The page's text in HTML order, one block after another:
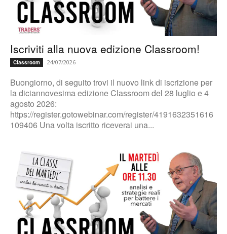
Iscriviti alla nuova edizione Classroom!
Classroom 24/07/2026
Buongiorno, di seguito trovi il nuovo link di iscrizione per
la diciannovesima edizione Classroom del 28 luglio e 4
agosto 2026:
https://register.gotowebinar.com/register/4191632351616
109406 Una volta iscritto riceverai una...